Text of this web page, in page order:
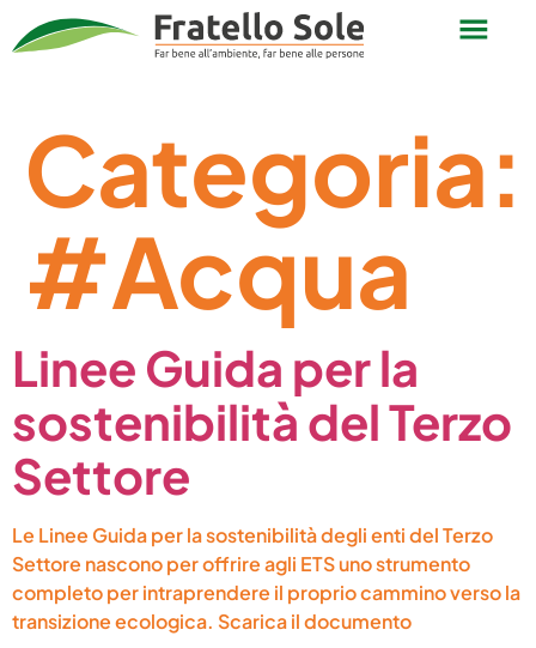
Categoria:
#Acqua
Linee Guida per la
sostenibilità del Terzo
Settore
Le Linee Guida per la sostenibilità degli enti del Terzo
Settore nascono per offrire agli ETS uno strumento
completo per intraprendere il proprio cammino verso la
transizione ecologica. Scarica il documento